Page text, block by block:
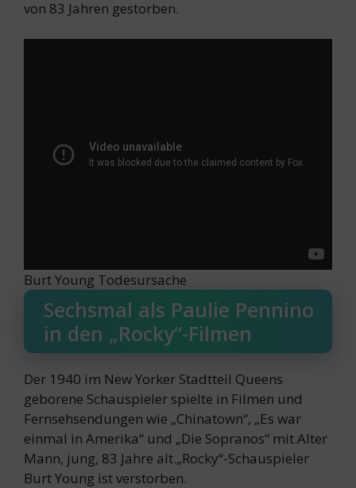
von 83 Jahren gestorben.
Burt Young Todesursache
Sechsmal als Paulie Pennino
in den „Rocky“-Filmen
Der 1940 im New Yorker Stadtteil Queens
geborene Schauspieler spielte in Filmen und
Fernsehsendungen wie „Chinatown“, „Es war
einmal in Amerika“ und „Die Sopranos“ mit.Alter
Mann, jung, 83 Jahre alt.„Rocky“-Schauspieler
Burt Young ist verstorben.